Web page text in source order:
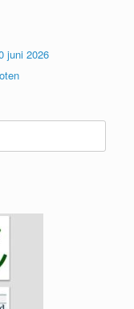
juni 2026